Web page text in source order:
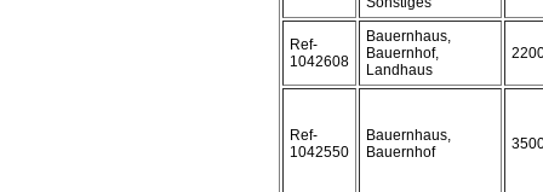
Ref-
1042608
Bauernhaus,
Bauernhof,
Landhaus
Ref-
1042550
Bauernhaus,
Bauernhof